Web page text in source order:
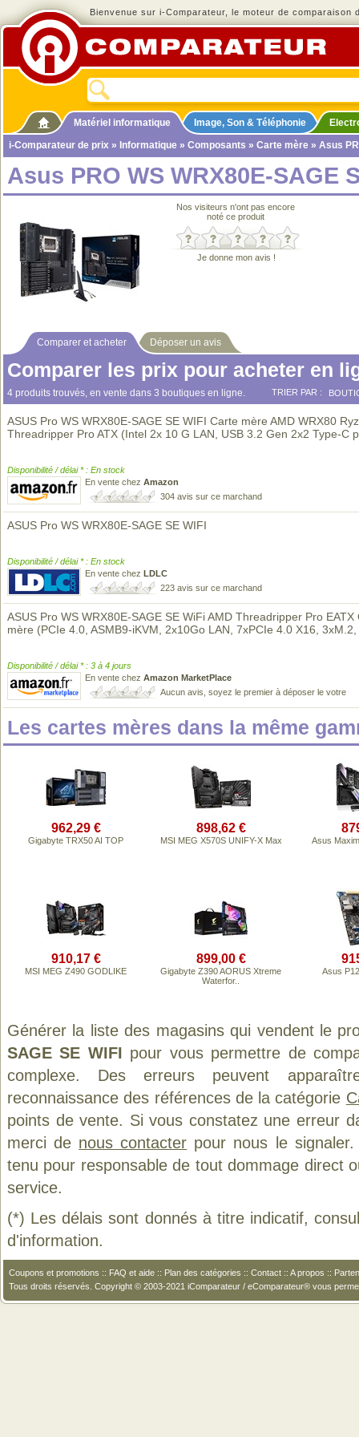
Bienvenue sur i-Comparateur, le moteur de comparaison
Matériel informatique Image, Son & Téléphonie
i-Comparateur de prix » Informatique » Composants » Carte mère » Asus
Asus PRO WS WRX80E-SAGE
Nos visiteurs n'ont pas encore
noté ce produit
Je donne mon avis !
Comparer et acheter Déposer un avis
Comparer les prix pour acheter en
4 produits trouvés, en vente dans 3 boutiques en ligne. TRIER PAR :
ASUS Pro WS WRX80E-SAGE SE WIFI Carte mère AMD WRX80
Threadripper Pro ATX (Intel 2x 10 G LAN, USB 3.2 Gen 2x2 Type-C
Disponibilité / délai * : En stock
En vente chez Amazon
304 avis sur ce marchand
ASUS Pro WS WRX80E-SAGE SE WIFI
Disponibilité / délai * : En stock
En vente chez LDLC
223 avis sur ce marchand
ASUS Pro WS WRX80E-SAGE SE WiFi AMD Threadripper Pro EATX
mère (PCIe 4.0, ASMB9-iKVM, 2x10Go LAN, 7xPCIe 4.0 X16, 3xM.2,
Disponibilité / délai * : 3 à 4 jours
En vente chez Amazon MarketPlace
Aucun avis, soyez le premier à déposer le votre
Les cartes mères dans la même
962,29 €
Gigabyte TRX50 AI TOP
898,62 €
MSI MEG X570S UNIFY-X Max Asus
910,17 €
MSI MEG Z490 GODLIKE
899,00 €
Gigabyte Z390 AORUS Xtreme
Waterfor..
Asus
Générer la liste des magasins qui vendent le
SAGE SE WIFI pour vous permettre de
complexe. Des erreurs peuvent
reconnaissance des références de la catégorie
points de vente. Si vous constatez une erreur
merci de nous contacter pour nous le
tenu pour responsable de tout dommage direct
service.
(*) Les délais sont donnés à titre indicatif,
d'information.
Coupons et promotions :: FAQ et aide :: Plan des catégories :: Contact :: A propos ::
Tous droits réservés. Copyright © 2003-2021 iComparateur / eComparateur® vous